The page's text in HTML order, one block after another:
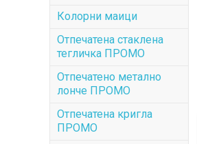
Колорни маици
Отпечатена стаклена
тегличка ПРОМО
Отпечатенo метално
лонче ПРОМО
Отпечатена кригла
ПРОМО